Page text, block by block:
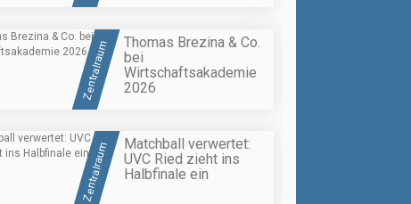
Zentralraum
Thomas Brezina & Co.
bei
Wirtschaftsakademie
2026
Zentralraum
Matchball verwertet:
UVC Ried zieht ins
Halbfinale ein